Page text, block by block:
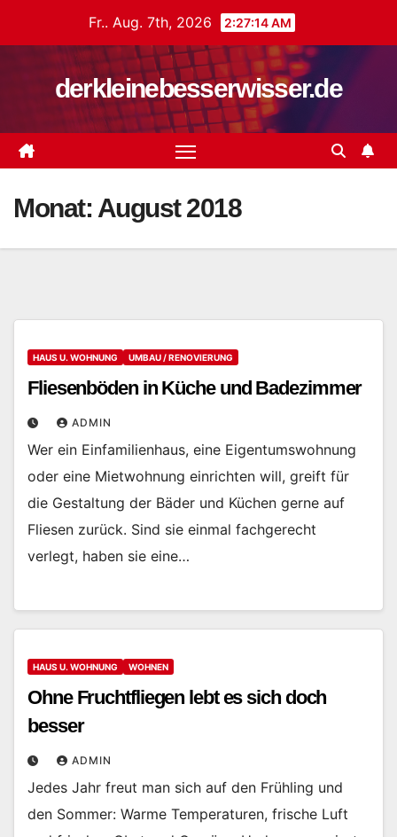
Fr.. Aug. 7th, 2026 2:27:15 AM
derkleinebesserwisser.de
Monat: August 2018
HAUS U. WOHNUNG UMBAU / RENOVIERUNG
Fliesenböden in Küche und Badezimmer
ADMIN
Wer ein Einfamilienhaus, eine Eigentumswohnung
oder eine Mietwohnung einrichten will, greift für
die Gestaltung der Bäder und Küchen gerne auf
Fliesen zurück. Sind sie einmal fachgerecht
verlegt, haben sie eine…
HAUS U. WOHNUNG WOHNEN
Ohne Fruchtfliegen lebt es sich doch
besser
ADMIN
Jedes Jahr freut man sich auf den Frühling und
den Sommer: Warme Temperaturen, frische Luft